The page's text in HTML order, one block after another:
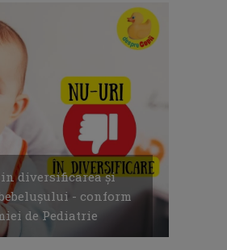
diversificarea și
- conform
de Pediatrie